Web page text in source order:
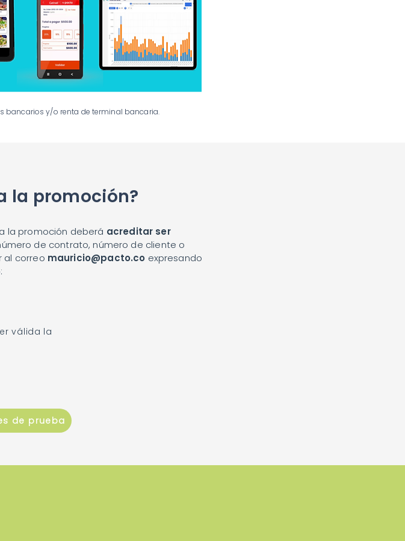
bancarios y/o renta de terminal bancaria.
la promoción?
la promoción deberá acreditar ser
de contrato, número de cliente o
al correo mauricio@pacto.co expresando
de prueba
válida la